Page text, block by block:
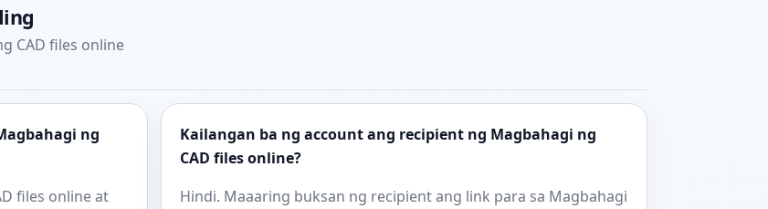
CAD files online
ng
files online at
Kailangan ba ng account ang recipient ng Magbahagi ng
CAD files online?
Hindi. Maaaring buksan ng recipient ang link para sa Magbahagi